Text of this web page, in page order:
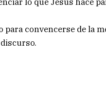
convencerse de la